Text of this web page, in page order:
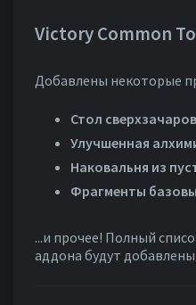
Victory Common
Добавлены некоторые
Стол
Улучшенная
Наковальня из
Фрагменты
...и прочее! Полный
аддона будут добавлены